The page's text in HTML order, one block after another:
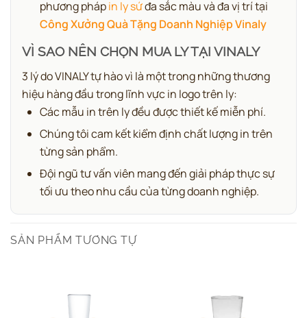
phương phápin ly sứđa sắc màu và đa vị trí tại
Công Xưởng Quà Tặng Doanh Nghiệp Vinaly
VÌ SAO NÊN CHỌN MUA LY TẠI VINALY
3 lý do VINALY tự hào vì là một trong những thương
hiệu hàng đầu trong lĩnh vực in logo trên ly:
Các mẫu in trên ly đều được thiết kế miễn phí.
Chúng tôi cam kết kiểm định chất lượng in trên
từng sản phẩm.
Đội ngũ tư vấn viên mang đến giải pháp thực sự
tối ưu theo nhu cầu của từng doanh nghiệp.
SẢN PHẨM TƯƠNG TỰ